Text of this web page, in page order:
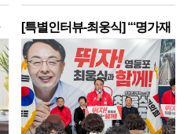
[특별인터뷰-최웅식] “‘명가재